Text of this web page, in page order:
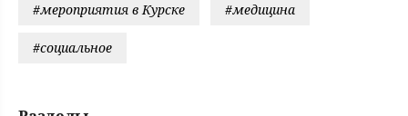
#мероприятия в Курске #медицина
#социальное